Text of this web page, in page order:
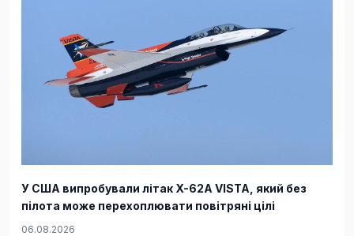
У США випробували літак X-62A VISTA, який без
пілота може перехоплювати повітряні цілі
06.08.2026